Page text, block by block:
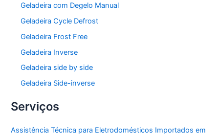
Geladeira com Degelo Manual
Geladeira Cycle Defrost
Geladeira Frost Free
Geladeira Inverse
Geladeira side by side
Geladeira Side-inverse
Serviços
Assistência Técnica para Eletrodomésticos Importados em